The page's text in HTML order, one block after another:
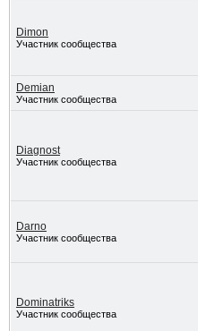
Dimon
Участник сообщества
Demian
Участник сообщества
Diagnost
Участник сообщества
Darno
Участник сообщества
Dominatriks
Участник сообщества